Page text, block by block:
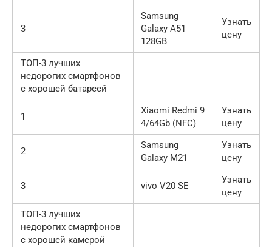
3
Samsung
Galaxy A51
128GB
Узнать
цену
ТОП-3 лучших
недорогих смартфонов
с хорошей батареей
1
Xiaomi Redmi 9
4/64Gb (NFC)
Узнать
цену
2
Samsung
Galaxy M21
Узнать
цену
3 vivo V20 SE
Узнать
цену
ТОП-3 лучших
недорогих смартфонов
с хорошей камерой